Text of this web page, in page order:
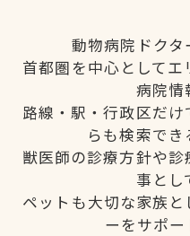
動物病院ドクタ
首都圏を中心として
病院情
路線・駅・行政区だ
らも検索でき
獣医師の診療方針や
事とし
ペットも大切な家族
ーをサポー